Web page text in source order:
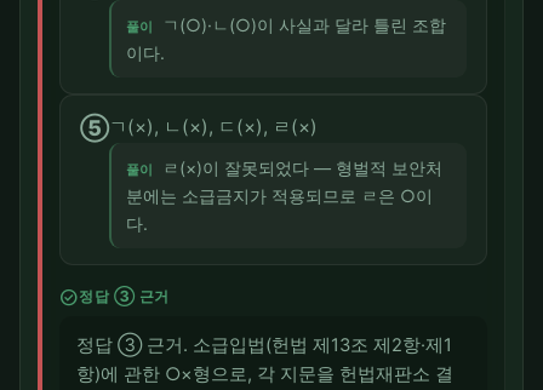
풀이
ㄱ(○)·ㄴ(○)이 사실과 달라 틀린 조합
이다.
⑤ㄱ(×), ㄴ(×), ㄷ(×), ㄹ(×)
풀이
ㄹ(×)이 잘못되었다 — 형벌적 보안처
분에는 소급금지가 적용되므로 ㄹ은 ○이
다.
check_circle정답 ③ 근거
정답 ③ 근거. 소급입법(헌법 제13조 제2항·제1
항)에 관한 ○×형으로, 각 지문을 헌법재판소 결